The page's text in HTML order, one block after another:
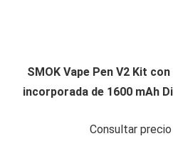
SMOK Vape Pen V2 Kit
incorporada de 1600 mAh
Consultar